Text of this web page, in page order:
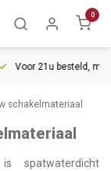
0
Voor 21u besteld,
schakelmateriaal
spatwaterdicht